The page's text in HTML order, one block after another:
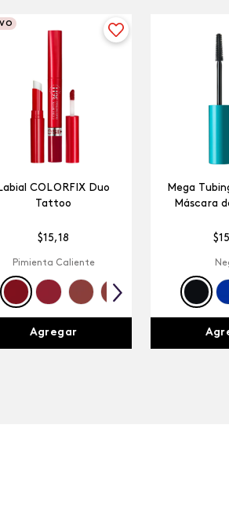
COLORFIX Duo
Tattoo
$15,18
Pimienta Caliente
Agregar
Mega
Máscara
$15